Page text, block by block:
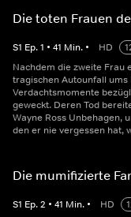
Die toten Frauen
S1 Ep.1 • 41 Min. • HD
Nachdem die zweite Frau
tragischen Autounfall
Verdachtsmomente
geweckt. Deren Tod
Wayne Ross Unbehagen,
den er nie vergessen hat,
Die mumifizierte
S1 Ep.2 • 41 Min. • HD